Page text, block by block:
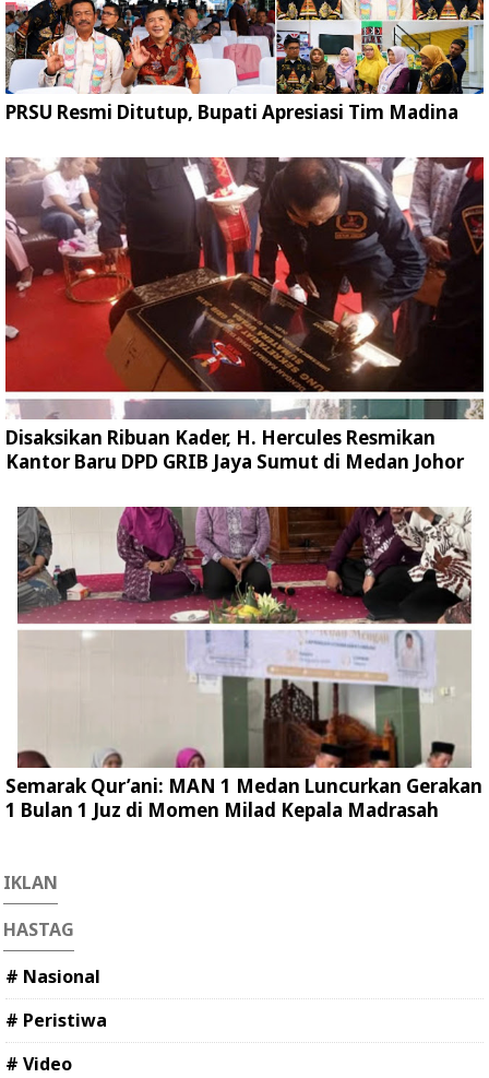
PRSU Resmi Ditutup, Bupati Apresiasi Tim Madina
Disaksikan Ribuan Kader, H. Hercules Resmikan
Kantor Baru DPD GRIB Jaya Sumut di Medan Johor
Semarak Qur’ani: MAN 1 Medan Luncurkan Gerakan
1 Bulan 1 Juz di Momen Milad Kepala Madrasah
IKLAN
HASTAG
# Nasional
# Peristiwa
# Video